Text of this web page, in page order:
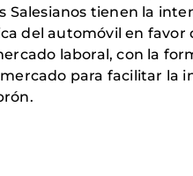
Salesianos tienen la
del automóvil en
laboral, con la
para facilitar la